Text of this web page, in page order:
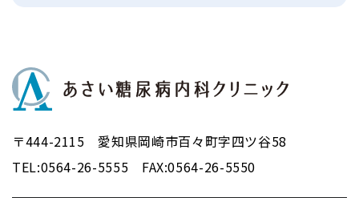
〒444-2115 愛知県岡崎市百々町字四ツ谷58
TEL:0564-26-5555 FAX:0564-26-5550